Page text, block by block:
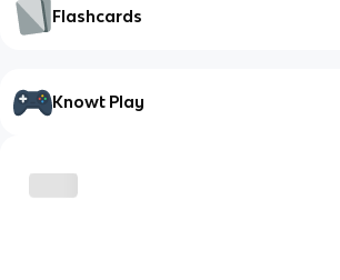
Flashcards
Knowt Play